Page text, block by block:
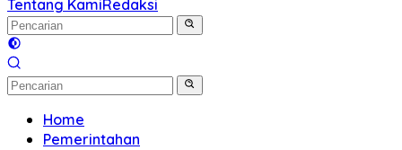
Tentang KamiRedaksi
Home
Pemerintahan